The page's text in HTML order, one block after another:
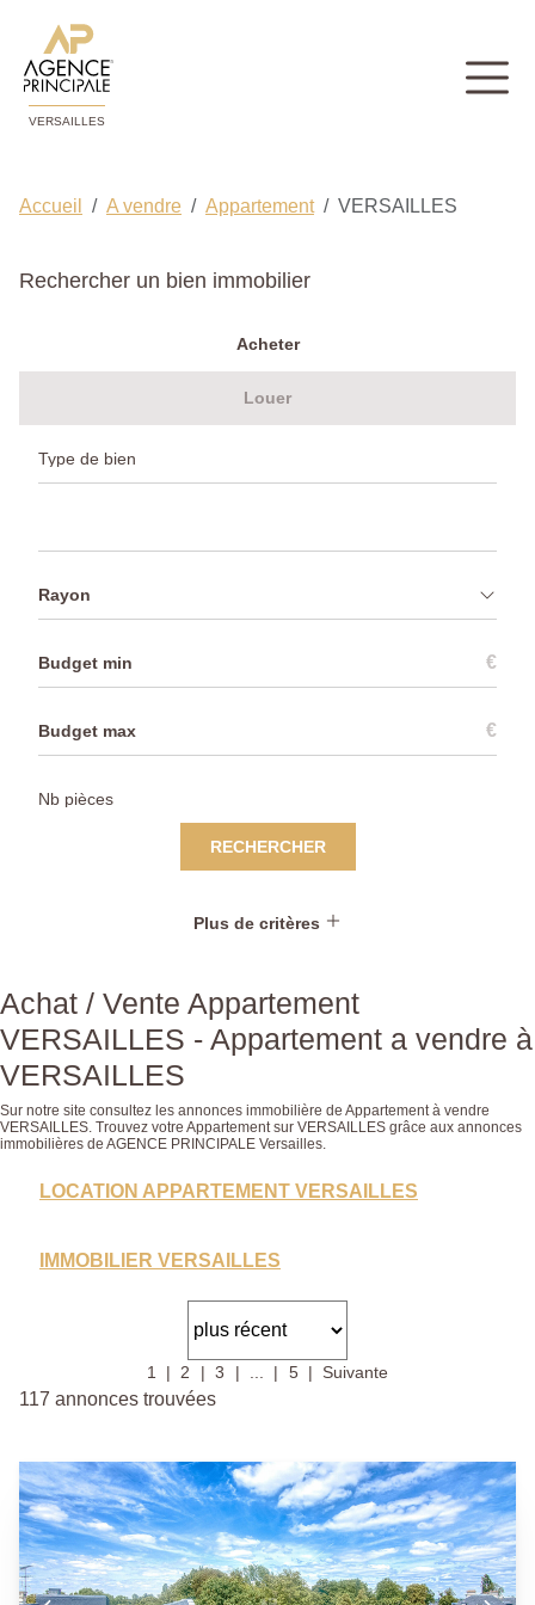
VERSAILLES
Accueil A vendre Appartement VERSAILLES
Rechercher un bien immobilier
Acheter
Louer
Rayon
€
€
RECHERCHER
Plus de critères
Achat / Vente Appartement
VERSAILLES - Appartement a vendre à
VERSAILLES
Sur notre site consultez les annonces immobilière de Appartement à vendre
VERSAILLES. Trouvez votre Appartement sur VERSAILLES grâce aux annonces
immobilières de AGENCE PRINCIPALE Versailles.
LOCATION APPARTEMENT VERSAILLES
IMMOBILIER VERSAILLES
1 2 3 5 Suivante
117 annonces trouvées